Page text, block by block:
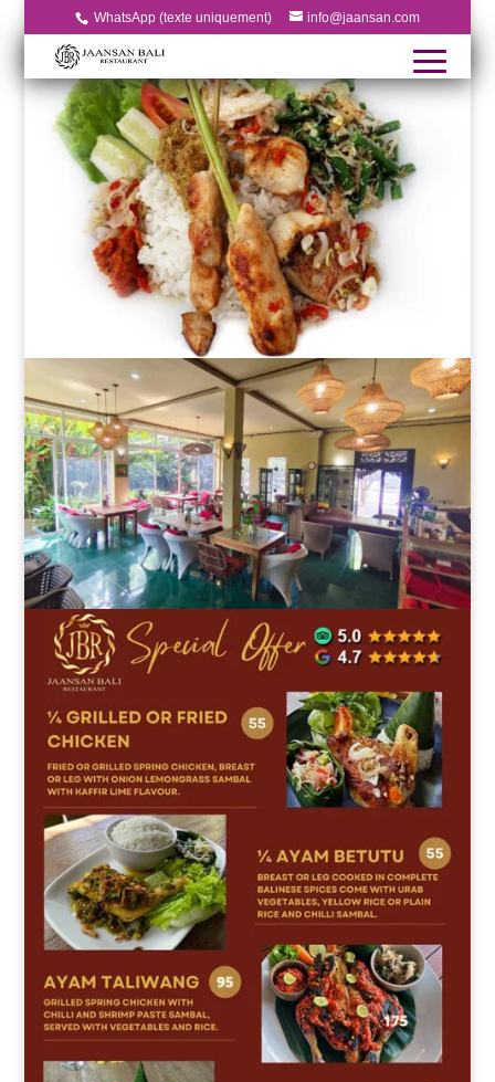
WhatsApp (texte uniquement) info@jaansan.com